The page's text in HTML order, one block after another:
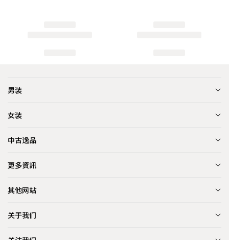
男装
女装
中古逸品
更多資訊
其他网站
关于我们